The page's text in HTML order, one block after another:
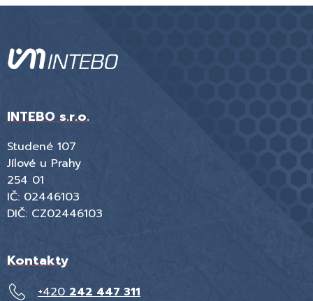
INTEBO s.r.o.
Studené 107
Jílové u Prahy
254 01
IČ: 02446103
DIČ: CZ02446103
Kontakty
+420242 447 311